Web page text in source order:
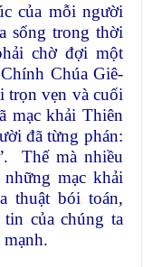
của mỗi người
sống trong thời
chờ đợi một
Chúa Giê-
trọn vẹn và cuối
mạc khải Thiên
đã từng phán:
Thế mà nhiều
mạc khải
thuật bói toán,
của chúng ta